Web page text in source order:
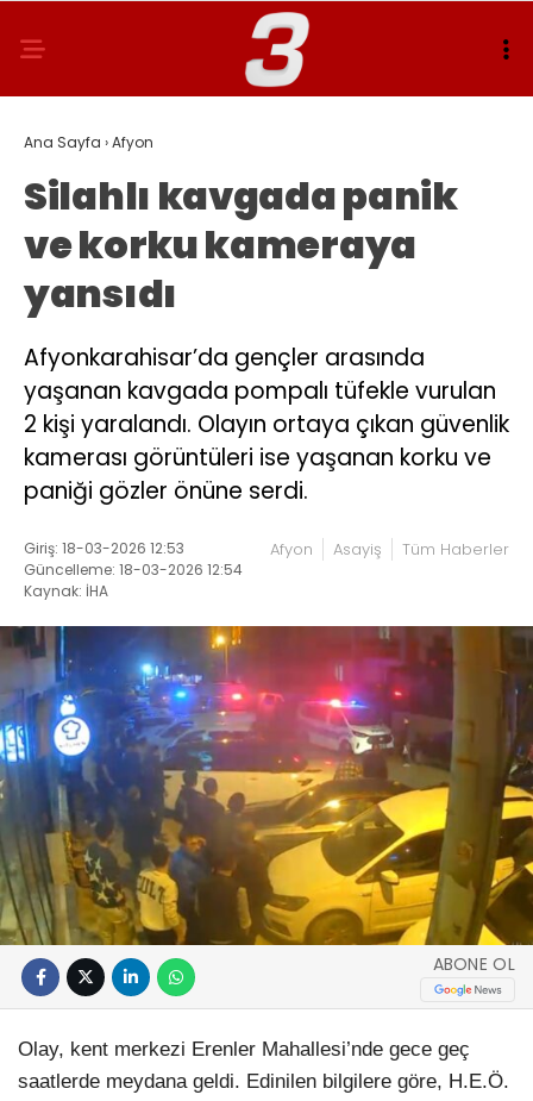
Ana Sayfa ›Afyon
Silahlı kavgada panik
ve korku kameraya
yansıdı
Afyonkarahisar’da gençler arasında
yaşanan kavgada pompalı tüfekle vurulan
2 kişi yaralandı. Olayın ortaya çıkan güvenlik
kamerası görüntüleri ise yaşanan korku ve
paniği gözler önüne serdi.
Giriş: 18-03-2026 12:53
Güncelleme: 18-03-2026 12:54
Kaynak: İHA
Afyon Asayiş Tüm Haberler
ABONE OL
Olay, kent merkezi Erenler Mahallesi’nde gece geç
saatlerde meydana geldi. Edinilen bilgilere göre, H.E.Ö.